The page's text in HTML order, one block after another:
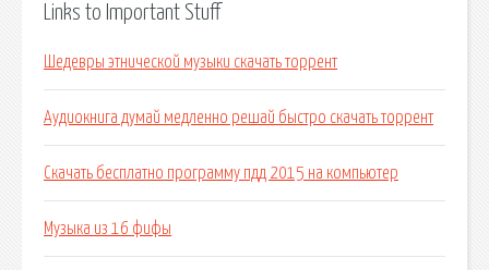
Links to Important Stuff
Шедевры этнической музыки скачать торрент
Аудиокнига думай медленно решай быстро скачать торрент
Скачать бесплатно программу пдд 2015 на компьютер
Музыка из 16 фифы